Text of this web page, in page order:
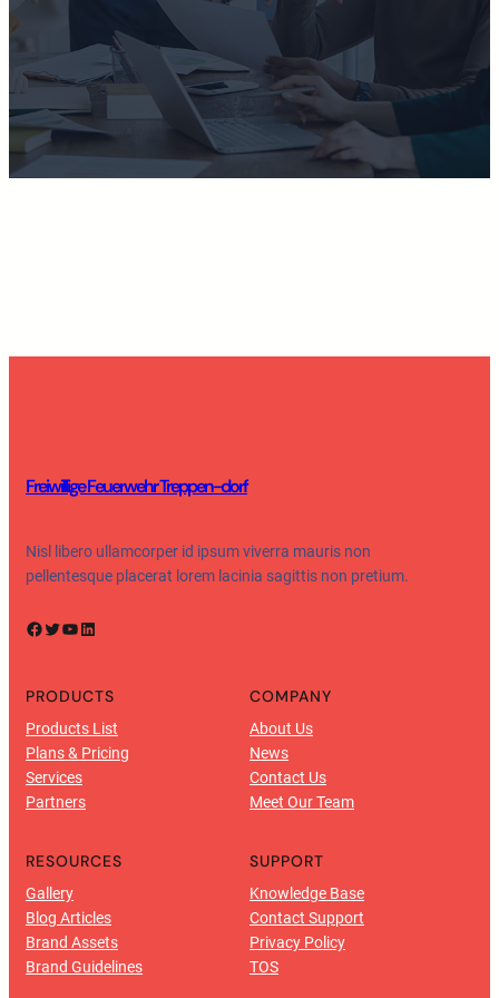
Freiwillige Feuerwehr Treppen-dorf
Nisl libero ullamcorper id ipsum viverra mauris non
pellentesque placerat lorem lacinia sagittis non pretium.
Facebook Twitter YouTube LinkedIn
PRODUCTS
Products List
Plans & Pricing
Services
Partners
COMPANY
About Us
News
Contact Us
Meet Our Team
RESOURCES
Gallery
Blog Articles
Brand Assets
Brand Guidelines
SUPPORT
Knowledge Base
Contact Support
Privacy Policy
TOS